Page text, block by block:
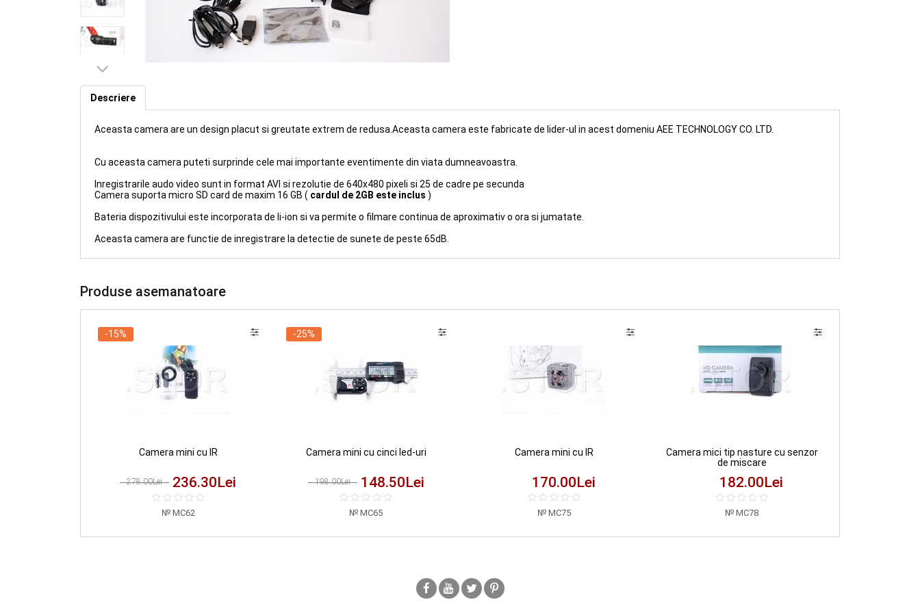
Descriere
Aceasta camera are un design placut si greutate extrem de redusa.Aceasta camera este fabricate de lider-ul in acest domeniu AEE TECHNOLOGY CO. LTD.
Cu aceasta camera puteti surprinde cele mai importante eventimente din viata dumneavoastra.
Inregistrarile audo video sunt in format AVI si rezolutie de 640x480 pixeli si 25 de cadre pe secunda
Camera suporta micro SD card de maxim 16 GB ( cardul de 2GB este inclus )
Bateria dispozitivului este incorporata de li-ion si va permite o filmare continua de aproximativ o ora si jumatate.
Aceasta camera are functie de inregistrare la detectie de sunete de peste 65dB.
Produse asemanatoare
-15%
Camera mini cu IR
278.00Lei 236.30Lei
MC62
-25%
Camera mini cu cinci led-uri
198.00Lei 148.50Lei
MC65
Camera mini cu IR
170.00Lei
MC75
Camera mici tip nasture cu senzor
de miscare
182.00Lei
MC78